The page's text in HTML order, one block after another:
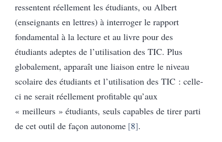
ressentent réellement les étudiants, ou Albert
(enseignants en lettres) à interroger le rapport
fondamental à la lecture et au livre pour des
étudiants adeptes de l’utilisation des TIC. Plus
globalement, apparaît une liaison entre le niveau
scolaire des étudiants et l’utilisation des TIC : celle-
ci ne serait réellement profitable qu’aux
« meilleurs » étudiants, seuls capables de tirer parti
de cet outil de façon autonome 8 .